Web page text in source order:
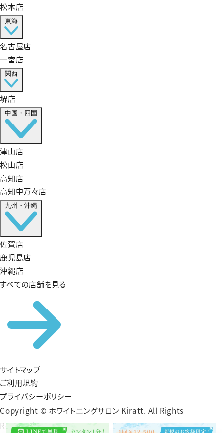
松本店
東海
名古屋店
一宮店
関西
堺店
中国・四国
津山店
松山店
高知店
高知中万々店
九州・沖縄
佐賀店
鹿児島店
沖縄店
すべての店舗を見る
サイトマップ
ご利用規約
プライバシーポリシー
Copyright © ホワイトニングサロン Kiratt. All Rights
Reserved.